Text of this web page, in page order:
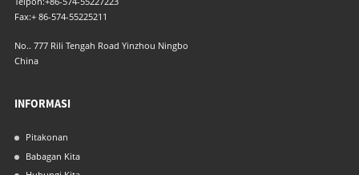
Fax:+ 86-574-55225211
No.. 777 Rili Tengah Road Yinzhou Ningbo
China
INFORMASI
Pitakonan
Babagan Kita